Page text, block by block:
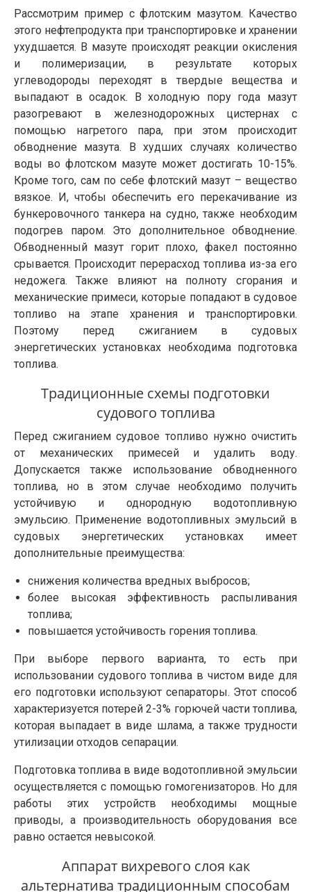
Рассмотрим пример с флотским мазутом. Качество
этого нефтепродукта при транспортировке и хранении
ухудшается. В мазуте происходят реакции окисления
и полимеризации, в результате которых
углеводороды переходят в твердые вещества и
выпадают в осадок. В холодную пору года мазут
разогревают в железнодорожных цистернах с
помощью нагретого пара, при этом происходит
обводнение мазута. В худших случаях количество
воды во флотском мазуте может достигать 10-15%.
Кроме того, сам по себе флотский мазут – вещество
вязкое. И, чтобы обеспечить его перекачивание из
бункеровочного танкера на судно, также необходим
подогрев паром. Это дополнительное обводнение.
Обводненный мазут горит плохо, факел постоянно
срывается. Происходит перерасход топлива из-за его
недожега. Также влияют на полноту сгорания и
механические примеси, которые попадают в судовое
топливо на этапе хранения и транспортировки.
Поэтому перед сжиганием в судовых
энергетических установках необходима подготовка
топлива.
Традиционные схемы подготовки
судового топлива
Перед сжиганием судовое топливо нужно очистить
от механических примесей и удалить воду.
Допускается также использование обводненного
топлива, но в этом случае необходимо получить
устойчивую и однородную водотопливную
эмульсию. Применение водотопливных эмульсий в
судовых энергетических установках имеет
дополнительные преимущества:
снижения количества вредных выбросов;
более высокая эффективность распыливания
топлива;
повышается устойчивость горения топлива.
При выборе первого варианта, то есть при
использовании судового топлива в чистом виде для
его подготовки используют сепараторы. Этот способ
характеризуется потерей 2-3% горючей части топлива,
которая выпадает в виде шлама, а также трудности
утилизации отходов сепарации.
Подготовка топлива в виде водотопливной эмульсии
осуществляется с помощью гомогенизаторов. Но для
работы этих устройств необходимы мощные
приводы, а производительность оборудования все
равно остается невысокой.
Аппарат вихревого слоя как
альтернатива традиционным способам